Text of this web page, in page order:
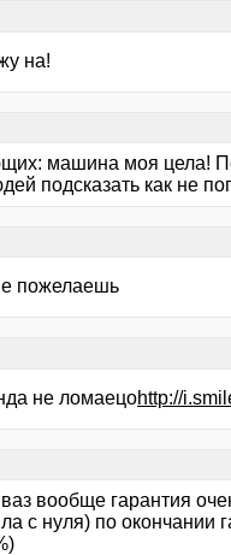
на!
машина моя цела!
подсказать как не
пожелаешь
не ломаецоhttp://
вообще гарантия
с нуля) по окончании